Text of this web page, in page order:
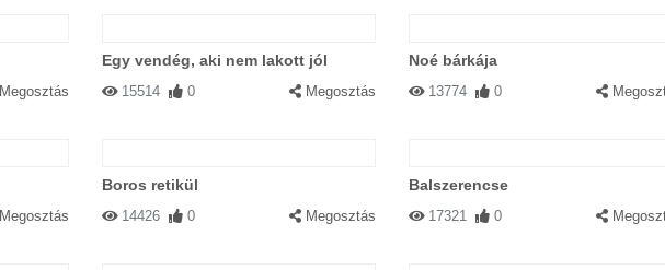
Megosztás
Egy vendég, aki nem lakott jól
15514 0 Megosztás
Noé bárkája
13774 0
Megosztás
Boros retikül
14426 0 Megosztás
Balszerencse
17321 0